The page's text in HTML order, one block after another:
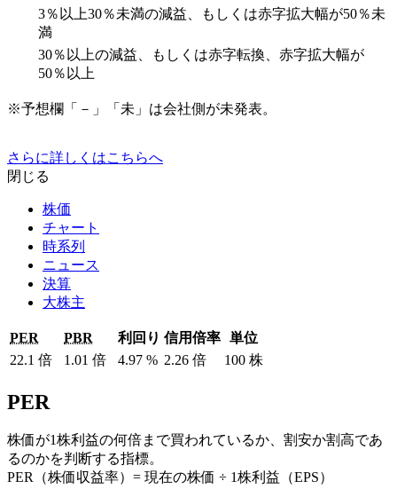
3％以上30％未満の減益、もしくは赤字拡大幅が50％未
満
30％以上の減益、もしくは赤字転換、赤字拡大幅が
50％以上
※予想欄「－」「未」は会社側が未発表。
さらに詳しくはこちらへ
閉じる
株価
チャート
時系列
ニュース
決算
大株主
PER PBR 利回り 信用倍率 単位
22.1 倍 1.01 倍 4.97 % 2.26 倍 100 株
PER
株価が1株利益の何倍まで買われているか、割安か割高であ
るのかを判断する指標。
PER（株価収益率）= 現在の株価 ÷ 1株利益（EPS）